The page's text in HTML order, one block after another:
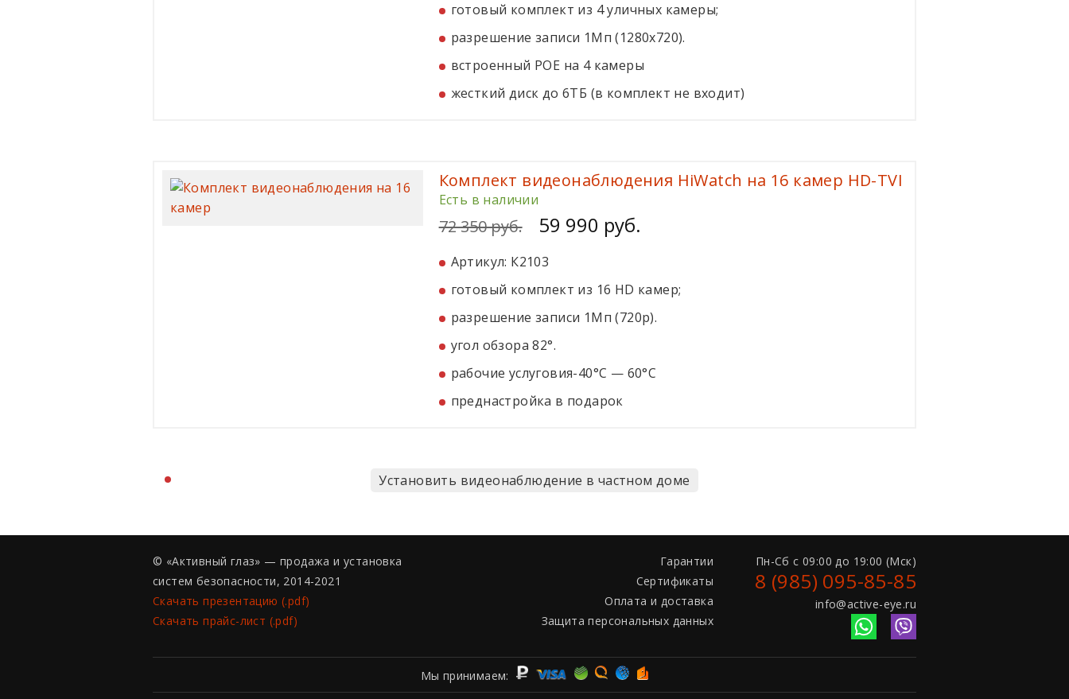
готовый комплект из 4 уличных камеры;
разрешение записи 1Мп (1280x720).
встроенный POE на 4 камеры
жесткий диск до 6ТБ (в комплект не входит)
Комплект видеонаблюдения HiWatch на 16 камер HD-TVI
Есть в наличии
72 350 руб. 59 990 руб.
Артикул: К2103
готовый комплект из 16 HD камер;
разрешение записи 1Мп (720p).
угол обзора 82°.
рабочие услуговия-40°С — 60°С
преднастройка в подарок
Установить видеонаблюдение в частном доме
© «Активный глаз» — продажа и установка
систем безопасности, 2014-2021
Скачать презентацию (.pdf)
Скачать прайс-лист (.pdf)
Гарантии
Сертификаты
Оплата и доставка
Защита персональных данных
Пн-Сб с 09:00 до 19:00 (Мск)
8 (985) 095-85-85
info@active-eye.ru
Мы принимаем: